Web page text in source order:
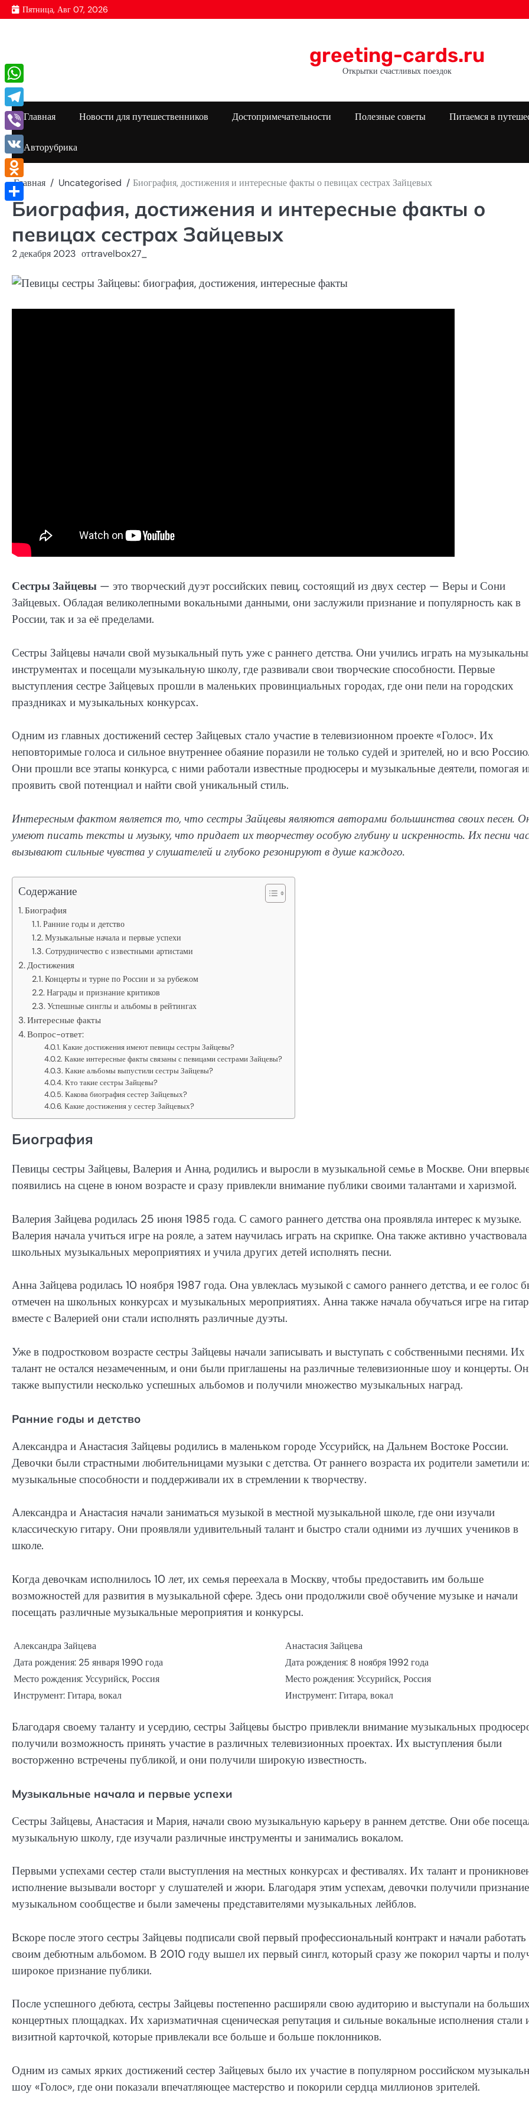
Перейти
к
Пятница, Авг 07, 2026
greeting-cards.ru
Открытки счастливых поездок
Главная Новости для путешественников Достопримечательности Полезные советы Питаемся в
Авторубрика
Главная Uncategorised Биография, достижения и интересные факты о певицах сестрах Зайцевых
Биография, достижения и интересные факты о
певицах сестрах Зайцевых
2 декабря 2023 отtravelbox27_
Сестры Зайцевы — это творческий дуэт российских певиц, состоящий из двух сестер — Веры и Сони
Зайцевых. Обладая великолепными вокальными данными, они заслужили признание и популярность как в
России, так и за её пределами.
Сестры Зайцевы начали свой музыкальный путь уже с раннего детства. Они учились играть на
инструментах и посещали музыкальную школу, где развивали свои творческие способности. Первые
выступления сестре Зайцевых прошли в маленьких провинциальных городах, где они пели на городских
праздниках и музыкальных конкурсах.
Одним из главных достижений сестер Зайцевых стало участие в телевизионном проекте «Голос». Их
неповторимые голоса и сильное внутреннее обаяние поразили не только судей и зрителей, но и всю
Они прошли все этапы конкурса, с ними работали известные продюсеры и музыкальные деятели, помогая
проявить свой потенциал и найти свой уникальный стиль.
Интересным фактом является то, что сестры Зайцевы являются авторами большинства своих песен.
умеют писать тексты и музыку, что придает их творчеству особую глубину и искренность. Их песни
вызывают сильные чувства у слушателей и глубоко резонируют в душе каждого.
Содержание
Биография
Ранние годы и детство
Музыкальные начала и первые успехи
Сотрудничество с известными артистами
Достижения
Концерты и турне по России и за рубежом
Награды и признание критиков
Успешные синглы и альбомы в рейтингах
Интересные факты
Вопрос-ответ:
Какие достижения имеют певицы сестры Зайцевы?
Какие интересные факты связаны с певицами сестрами Зайцевы?
Какие альбомы выпустили сестры Зайцевы?
Кто такие сестры Зайцевы?
Какова биография сестер Зайцевых?
Какие достижения у сестер Зайцевых?
Биография
Певицы сестры Зайцевы, Валерия и Анна, родились и выросли в музыкальной семье в Москве. Они
появились на сцене в юном возрасте и сразу привлекли внимание публики своими талантами и харизмой.
Валерия Зайцева родилась 25 июня 1985 года. С самого раннего детства она проявляла интерес к музыке.
Валерия начала учиться игре на рояле, а затем научилась играть на скрипке. Она также активно
школьных музыкальных мероприятиях и учила других детей исполнять песни.
Анна Зайцева родилась 10 ноября 1987 года. Она увлеклась музыкой с самого раннего детства, и ее голос
отмечен на школьных конкурсах и музыкальных мероприятиях. Анна также начала обучаться игре на
вместе с Валерией они стали исполнять различные дуэты.
Уже в подростковом возрасте сестры Зайцевы начали записывать и выступать с собственными песнями. Их
талант не остался незамеченным, и они были приглашены на различные телевизионные шоу и концерты.
также выпустили несколько успешных альбомов и получили множество музыкальных наград.
Ранние годы и детство
Александра и Анастасия Зайцевы родились в маленьком городе Уссурийск, на Дальнем Востоке России.
Девочки были страстными любительницами музыки с детства. От раннего возраста их родители заметили
музыкальные способности и поддерживали их в стремлении к творчеству.
Александра и Анастасия начали заниматься музыкой в местной музыкальной школе, где они изучали
классическую гитару. Они проявляли удивительный талант и быстро стали одними из лучших учеников в
школе.
Когда девочкам исполнилось 10 лет, их семья переехала в Москву, чтобы предоставить им больше
возможностей для развития в музыкальной сфере. Здесь они продолжили своё обучение музыке и начали
посещать различные музыкальные мероприятия и конкурсы.
Александра Зайцева
Анастасия Зайцева
Дата рождения: 25 января 1990 года
Дата рождения: 8 ноября 1992 года
Место рождения: Уссурийск, Россия
Место рождения: Уссурийск, Россия
Инструмент: Гитара, вокал
Инструмент: Гитара, вокал
Благодаря своему таланту и усердию, сестры Зайцевы быстро привлекли внимание музыкальных
получили возможность принять участие в различных телевизионных проектах. Их выступления были
восторженно встречены публикой, и они получили широкую известность.
Музыкальные начала и первые успехи
Сестры Зайцевы, Анастасия и Мария, начали свою музыкальную карьеру в раннем детстве. Они обе
музыкальную школу, где изучали различные инструменты и занимались вокалом.
Первыми успехами сестер стали выступления на местных конкурсах и фестивалях. Их талант и
исполнение вызывали восторг у слушателей и жюри. Благодаря этим успехам, девочки получили
музыкальном сообществе и были замечены представителями музыкальных лейблов.
Вскоре после этого сестры Зайцевы подписали свой первый профессиональный контракт и начали
своим дебютным альбомом. В 2010 году вышел их первый сингл, который сразу же покорил чарты и
широкое признание публики.
После успешного дебюта, сестры Зайцевы постепенно расширяли свою аудиторию и выступали на
концертных площадках. Их харизматичная сценическая репутация и сильные вокальные исполнения стали
визитной карточкой, которые привлекали все больше и больше поклонников.
Одним из самых ярких достижений сестер Зайцевых было их участие в популярном российском
шоу «Голос», где они показали впечатляющее мастерство и покорили сердца миллионов зрителей.
WhatsApp
Telegram
Viber
VK
Odnoklassniki
Отправить